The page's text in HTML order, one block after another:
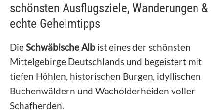
schönsten Ausflugsziele, Wanderungen &
echte Geheimtipps
DieSchwäbische Alb ist eines der schönsten
Mittelgebirge Deutschlands und begeistert mit
tiefen Höhlen, historischen Burgen, idyllischen
Buchenwäldern und Wacholderheiden voller
Schafherden.